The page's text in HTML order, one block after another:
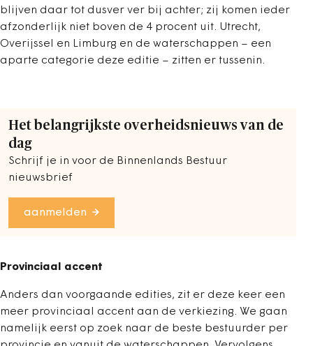
blijven daar tot dusver ver bij achter; zij komen ieder
afzonderlijk niet boven de 4 procent uit. Utrecht,
Overijssel en Limburg en de waterschappen – een
aparte categorie deze editie – zitten er tussenin.
Het belangrijkste overheidsnieuws van de
dag
Schrijf je in voor de Binnenlands Bestuur
nieuwsbrief
aanmelden
Provinciaal accent
Anders dan voorgaande edities, zit er deze keer een
meer provinciaal accent aan de verkiezing. We gaan
namelijk eerst op zoek naar de beste bestuurder per